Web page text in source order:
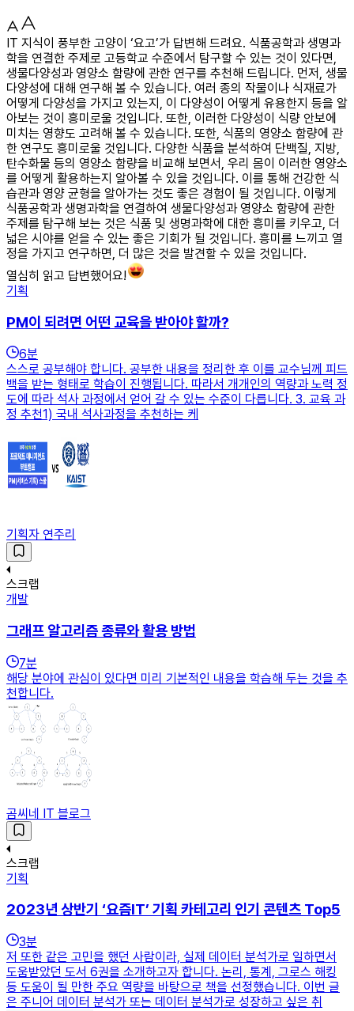
IT 지식이 풍부한 고양이 ‘요고’가 답변해 드려요. 식품공학과 생명과
학을 연결한 주제로 고등학교 수준에서 탐구할 수 있는 것이 있다면,
생물다양성과 영양소 함량에 관한 연구를 추천해 드립니다. 먼저, 생물
다양성에 대해 연구해 볼 수 있습니다. 여러 종의 작물이나 식재료가
어떻게 다양성을 가지고 있는지, 이 다양성이 어떻게 유용한지 등을 알
아보는 것이 흥미로울 것입니다. 또한, 이러한 다양성이 식량 안보에
미치는 영향도 고려해 볼 수 있습니다. 또한, 식품의 영양소 함량에 관
한 연구도 흥미로울 것입니다. 다양한 식품을 분석하여 단백질, 지방,
탄수화물 등의 영양소 함량을 비교해 보면서, 우리 몸이 이러한 영양소
를 어떻게 활용하는지 알아볼 수 있을 것입니다. 이를 통해 건강한 식
습관과 영양 균형을 알아가는 것도 좋은 경험이 될 것입니다. 이렇게
식품공학과 생명과학을 연결하여 생물다양성과 영양소 함량에 관한
주제를 탐구해 보는 것은 식품 및 생명과학에 대한 흥미를 키우고, 더
넓은 시야를 얻을 수 있는 좋은 기회가 될 것입니다. 흥미를 느끼고 열
정을 가지고 연구하면, 더 많은 것을 발견할 수 있을 것입니다.
열심히 읽고 답변했어요!
기획
PM이 되려면 어떤 교육을 받아야 할까?
6분
스스로 공부해야 합니다. 공부한 내용을 정리한 후 이를 교수님께 피드
백을 받는 형태로 학습이 진행됩니다. 따라서 개개인의 역량과 노력 정
도에 따라 석사 과정에서 얻어 갈 수 있는 수준이 다릅니다. 3. 교육 과
정 추천1) 국내 석사과정을 추천하는 케
기획자 연주리
스크랩
개발
그래프 알고리즘 종류와 활용 방법
7분
해당 분야에 관심이 있다면 미리 기본적인 내용을 학습해 두는 것을 추
천합니다.
곰씨네 IT 블로그
스크랩
기획
2023년 상반기 ‘요즘IT’ 기획 카테고리 인기 콘텐츠 Top5
3분
저 또한 같은 고민을 했던 사람이라, 실제 데이터 분석가로 일하면서
도움받았던 도서 6권을 소개하고자 합니다. 논리, 통계, 그로스 해킹
등 도움이 될 만한 주요 역량을 바탕으로 책을 선정했습니다. 이번 글
은 주니어 데이터 분석가 또는 데이터 분석가로 성장하고 싶은 취